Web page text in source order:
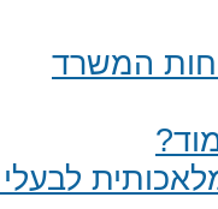
המשרד